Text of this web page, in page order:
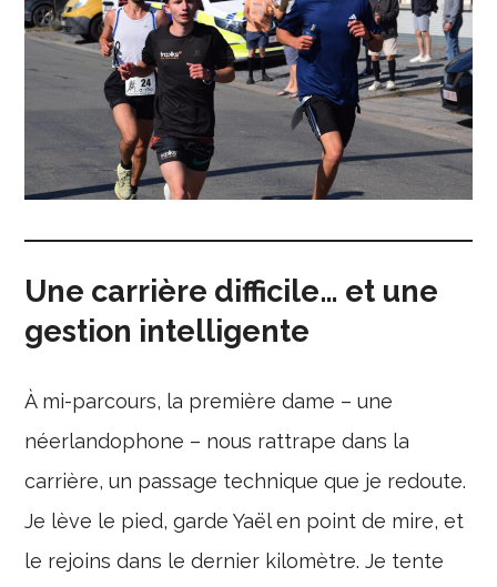
Une carrière difficile… et une
gestion intelligente
À mi-parcours, la première dame – une
néerlandophone – nous rattrape dans la
carrière, un passage technique que je redoute.
Je lève le pied, garde Yaël en point de mire, et
le rejoins dans le dernier kilomètre. Je tente